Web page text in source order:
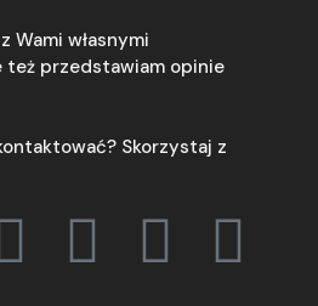
Wami własnymi
też przedstawiam opinie
Skorzystaj z